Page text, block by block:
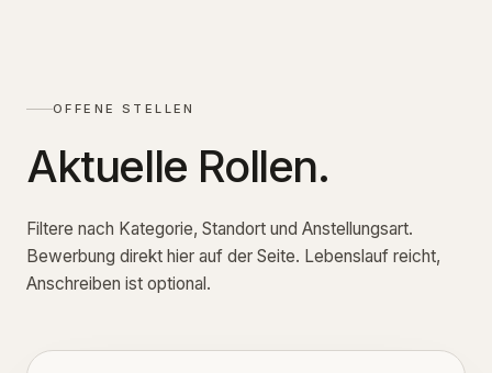
OFFENE STELLEN
Aktuelle Rollen.
Filtere nach Kategorie, Standort und Anstellungsart.
Bewerbung direkt hier auf der Seite. Lebenslauf reicht,
Anschreiben ist optional.